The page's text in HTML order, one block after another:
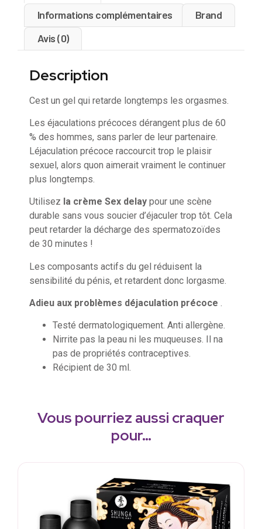
Informations complémentaires
Brand
Avis (0)
Description
Cest un gel qui retarde longtemps les orgasmes.
Les éjaculations précoces dérangent plus de 60
% des hommes, sans parler de leur partenaire.
Léjaculation précoce raccourcit trop le plaisir
sexuel, alors quon aimerait vraiment le continuer
plus longtemps.
Utilisez la crème Sex delay pour une scène
durable sans vous soucier d’éjaculer trop tôt. Cela
peut retarder la décharge des spermatozoïdes
de 30 minutes !
Les composants actifs du gel réduisent la
sensibilité du pénis, et retardent donc lorgasme.
Adieu aux problèmes déjaculation précoce .
Testé dermatologiquement. Anti allergène.
Nirrite pas la peau ni les muqueuses. Il na
pas de propriétés contraceptives.
Récipient de 30 ml.
Vous pourriez aussi craquer
pour…